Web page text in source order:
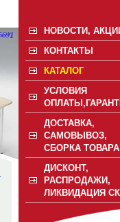
НОВОСТИ,
КОНТАКТЫ
КАТАЛОГ
УСЛОВИЯ
ДОСТАВКА,
САМОВЫВОЗ,
СБОРКА ТОВАРА
ДИСКОНТ,
РАСПРОДАЖИ,
ЛИКВИДАЦИЯ